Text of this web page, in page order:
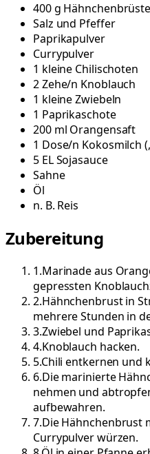
400g Hähnchenbrüste
Salz und Pfeffer
Paprikapulver
Currypulver
1 kleine Chilischoten
2Zehe/n Knoblauch
1 kleineZwiebeln
1 Paprikaschote
200 ml Orangensaft
1 Dose/n Kokosmilch (
5 ELSojasauce
Sahne
Öl
n. B. Reis
Zubereitung
1.Marinade aus
gepressten
2.Hähnchenbrust in
mehrere Stunden in
3.Zwiebel und
4.Knoblauch hacken.
5.Chili entkernen und
6.Die marinierte
nehmen und
aufbewahren.
7.Die Hähnchenbrust
Currypulver würzen.